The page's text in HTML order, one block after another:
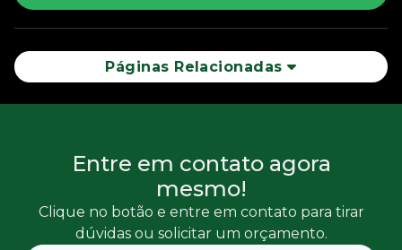
Páginas Relacionadas
Entre em contato agora
mesmo!
Clique no botão e entre em contato para tirar
dúvidas ou solicitar um orçamento.